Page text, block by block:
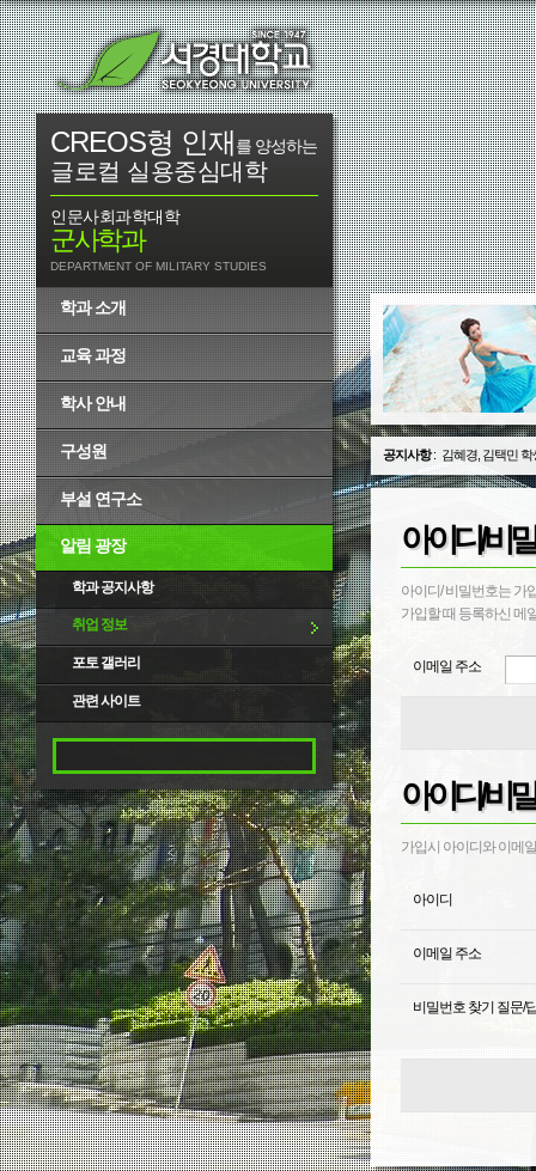
CREOS형 인재 를 양성하는
글로컬 실용중심대학
인문사회과학대학
군사학과
DEPARTMENT OF MILITARY STUDIES
학과 소개
교육 과정
학사 안내
구성원
부설 연구소
알림 광장
학과 공지사항
취업 정보
포토 갤러리
관련 사이트
공지사항: 김혜경, 김택민
아이디/비
아이디/ 비밀번호는 가
가입할 때 등록하신 메
이메일 주소
아이디/비
가입시 아이디와 이메
아이디
이메일 주소
비밀번호 찾기 질문/